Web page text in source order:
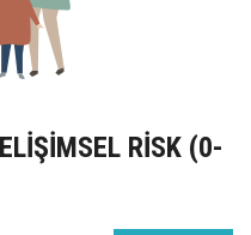
RİSK (0-